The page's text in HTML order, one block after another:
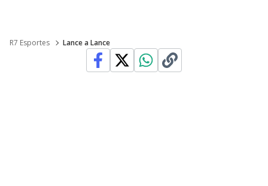
R7 Esportes Lance a Lance